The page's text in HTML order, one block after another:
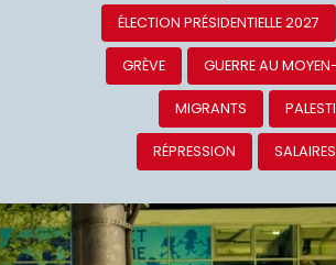
ÉLECTION PRÉSIDENTIELLE 2027
GRÈVE GUERRE AU
MIGRANTS
RÉPRESSION SALAIRES